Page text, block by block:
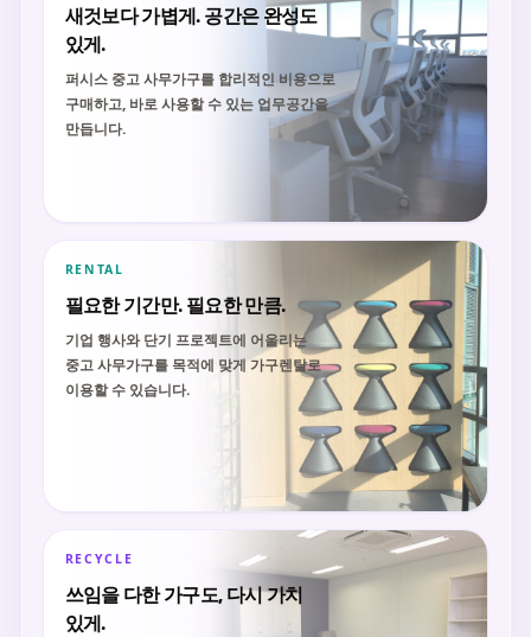
새것보다 가볍게. 공간은 완성도
있게.
퍼시스 중고 사무가구를 합리적인 비용으로
구매하고, 바로 사용할 수 있는 업무공간을
만듭니다.
RENTAL
필요한 기간만. 필요한 만큼.
기업 행사와 단기 프로젝트에 어울리는
중고 사무가구를 목적에 맞게 가구렌탈로
이용할 수 있습니다.
RECYCLE
쓰임을 다한 가구도, 다시 가치
있게.